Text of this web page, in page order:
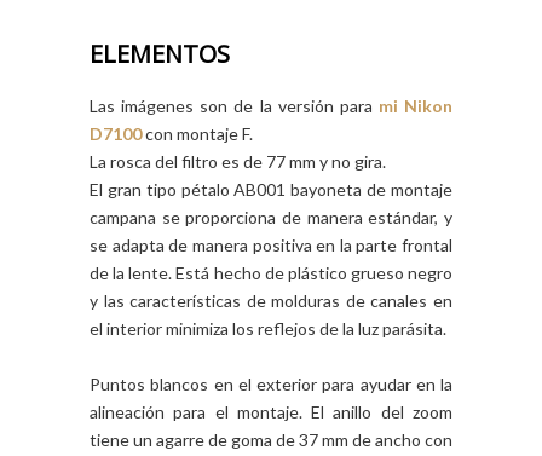
ELEMENTOS
Las imágenes son de la versión para mi Nikon
D7100con montaje F.
La rosca del filtro es de 77 mm y no gira.
El gran tipo pétalo AB001 bayoneta de montaje
campana se proporciona de manera estándar, y
se adapta de manera positiva en la parte frontal
de la lente. Está hecho de plástico grueso negro
y las características de molduras de canales en
el interior minimiza los reflejos de la luz parásita.
Puntos blancos en el exterior para ayudar en la
alineación para el montaje. El anillo del zoom
tiene un agarre de goma de 37 mm de ancho con